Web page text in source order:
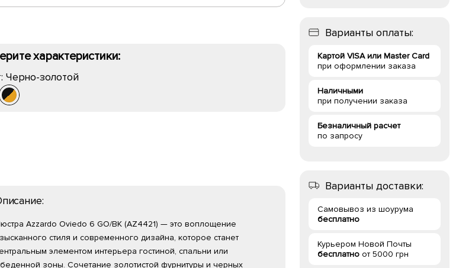
характеристики:
Черно-золотой
Azzardo Oviedo 6 GO/BK (AZ4421) — это воплощение
стиля и современного дизайна, которое станет
элементом интерьера гостиной, спальни или
зоны. Сочетание золотистой фурнитуры и черных
Варианты оплаты:
Картой VISA или Master Card
при оформлении заказа
Наличными
при получении заказа
Безналичный расчет
по запросу
Варианты доставки:
Самовывоз из шоурума
бесплатно
Курьером Новой Почты
бесплатно от 5000 грн